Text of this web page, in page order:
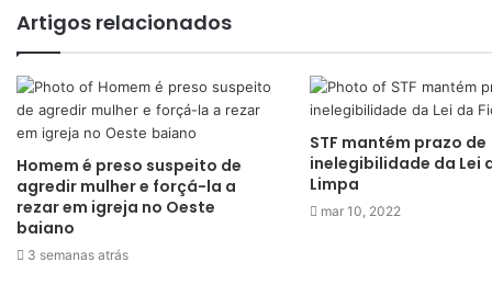
Artigos relacionados
Homem é preso suspeito de
agredir mulher e forçá-la a
rezar em igreja no Oeste
baiano
3 semanas atrás
STF mantém prazo de
inelegibilidade da Lei
Limpa
mar 10, 2022